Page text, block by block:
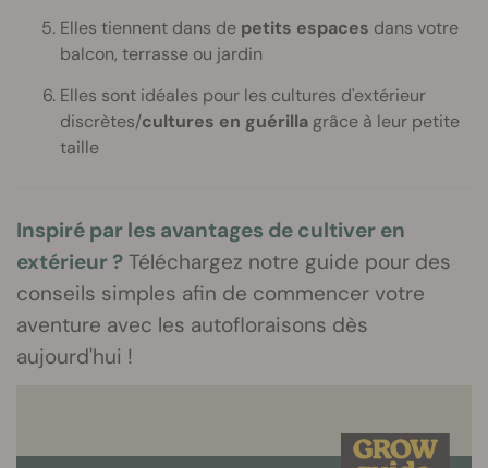
Elles tiennent dans de petits espaces dans votre
balcon, terrasse ou jardin
Elles sont idéales pour les cultures d'extérieur
discrètes/cultures en guérilla grâce à leur petite
taille
Inspiré par les avantages de cultiver en
extérieur ? Téléchargez notre guide pour des
conseils simples afin de commencer votre
aventure avec les autofloraisons dès
aujourd'hui !